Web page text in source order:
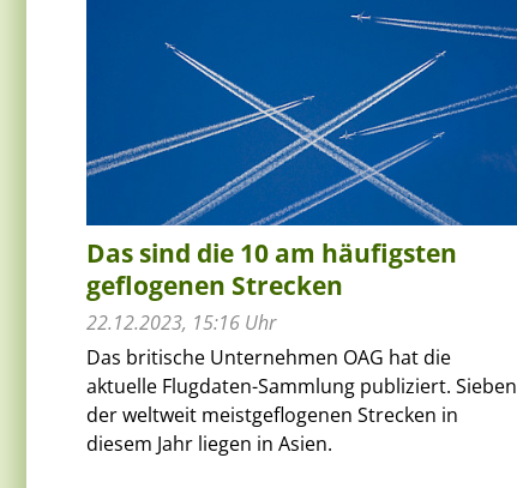
Das sind die 10 am häufigsten
geflogenen Strecken
22.12.2023, 15:16 Uhr
Das britische Unternehmen OAG hat die
aktuelle Flugdaten-Sammlung publiziert. Sieben
der weltweit meistgeflogenen Strecken in
diesem Jahr liegen in Asien.